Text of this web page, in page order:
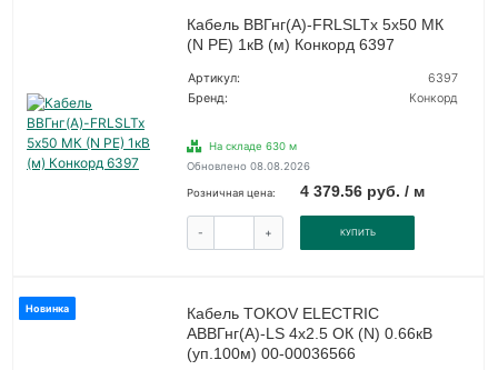
Кабель ВВГнг(А)-FRLSLTx 5х50 МК
(N PE) 1кВ (м) Конкорд 6397
Артикул:
6397
Бренд:
Конкорд
На складе 630 м
Обновлено 08.08.2026
Розничная цена: 4 379.56 руб. / м
- + КУПИТЬ
Новинка
Кабель TOKOV ELECTRIC
АВВГнг(А)-LS 4х2.5 ОК (N) 0.66кВ
(уп.100м) 00-00036566